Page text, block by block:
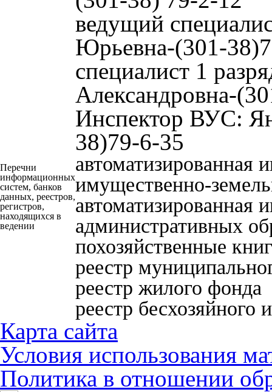
ведущий
Юрьевна-(301-
специалист 1
Александровна-
Инспектор ВУС:
38)79-6-35
Перечни
информационных
систем, банков
данных, реестров,
регистров,
находящихся в
ведении
автоматизированная
имущественно-
автоматизированная
административных
похозяйственные
реестр
реестр жилого фонда
реестр бесхозяйного
Карта сайта
Условия использования
Политика в отношении